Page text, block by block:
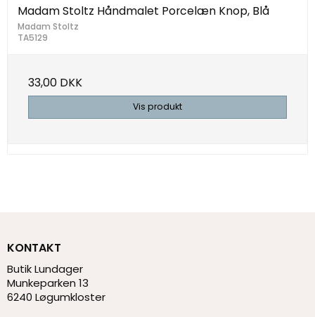
Madam Stoltz Håndmalet Porcelæn Knop, Blå
Madam Stoltz
TA5129
33,00 DKK
Vis produkt
KONTAKT
Butik Lundager
Munkeparken 13
6240 Løgumkloster